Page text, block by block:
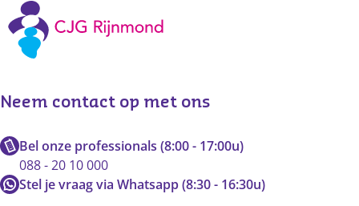
Neem contact op met ons
Bel onze professionals (8:00 - 17:00u)
088 - 20 10 000
Stel je vraag via Whatsapp (8:30 - 16:30u)